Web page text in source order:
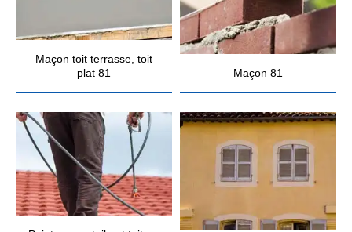
Maçon toit terrasse, toit
plat 81
Maçon 81